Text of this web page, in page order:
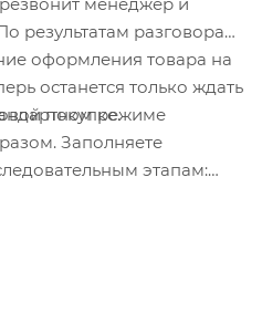
результатам разговора
оформления товара на
останется только ждать
покупке.режиме
Заполняете
этапам:
заказ».